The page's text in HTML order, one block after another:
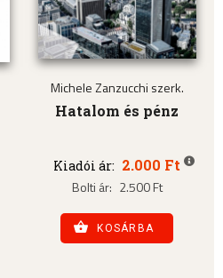
Michele Zanzucchi szerk.
Hatalom és pénz
Kiadói ár: 2.000 Ft
Bolti ár: 2.500 Ft
KOSÁRBA